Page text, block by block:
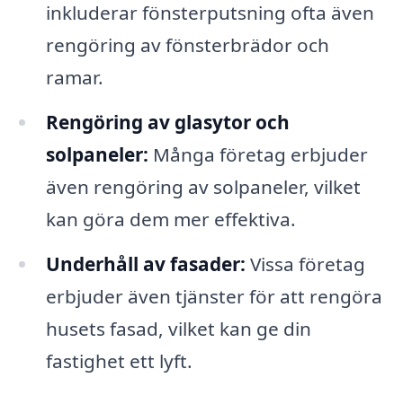
inkluderar fönsterputsning ofta även
rengöring av fönsterbrädor och
ramar.
Rengöring av glasytor och
solpaneler: Många företag erbjuder
även rengöring av solpaneler, vilket
kan göra dem mer effektiva.
Underhåll av fasader: Vissa företag
erbjuder även tjänster för att rengöra
husets fasad, vilket kan ge din
fastighet ett lyft.